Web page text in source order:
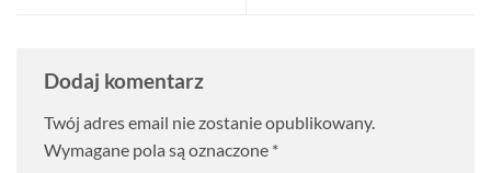
Dodaj komentarz
Twój adres email nie zostanie opublikowany.
Wymagane pola są oznaczone *